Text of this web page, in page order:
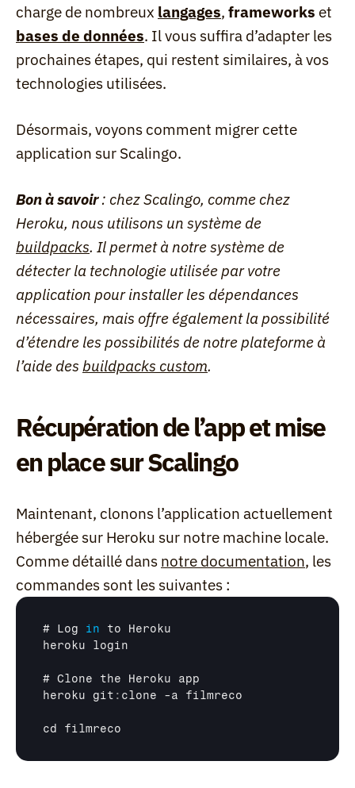
charge de nombreux langages, frameworks
bases de données. Il vous suffira d’adapter les
prochaines étapes, qui restent similaires, à vos
technologies utilisées.
Désormais, voyons comment migrer cette
application sur Scalingo.
Bon à savoir : chez Scalingo, comme chez
buildpacks. Il permet à notre système de
détecter la technologie utilisée par votre
application pour installer les dépendances
nécessaires, mais offre également la possibilité
d’étendre les possibilités de notre plateforme à
l’aide des buildpacks custom.
Récupération de l’app et mise
en place sur Scalingo
Maintenant, clonons l’application actuellement
hébergée sur Heroku sur notre machine locale.
Comme détaillé dans notre documentation, les
commandes sont les suivantes :
# Log in to Heroku
heroku login
# Clone the Heroku app
heroku git : clone -a filmreco
cd filmreco